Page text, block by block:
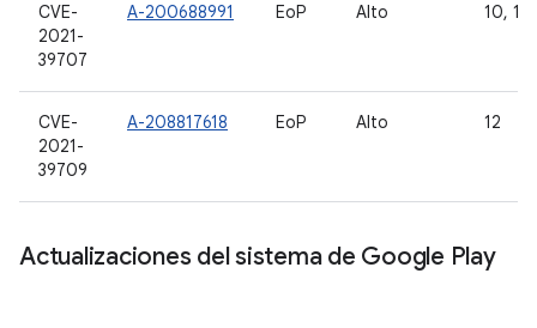
CVE-
2021-
39707
A-200688991 EoP Alto 10, 11
CVE-
2021-
39709
A-208817618 EoP Alto 12
Actualizaciones del sistema de Google Play